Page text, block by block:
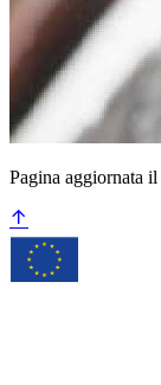
Pagina aggiornata